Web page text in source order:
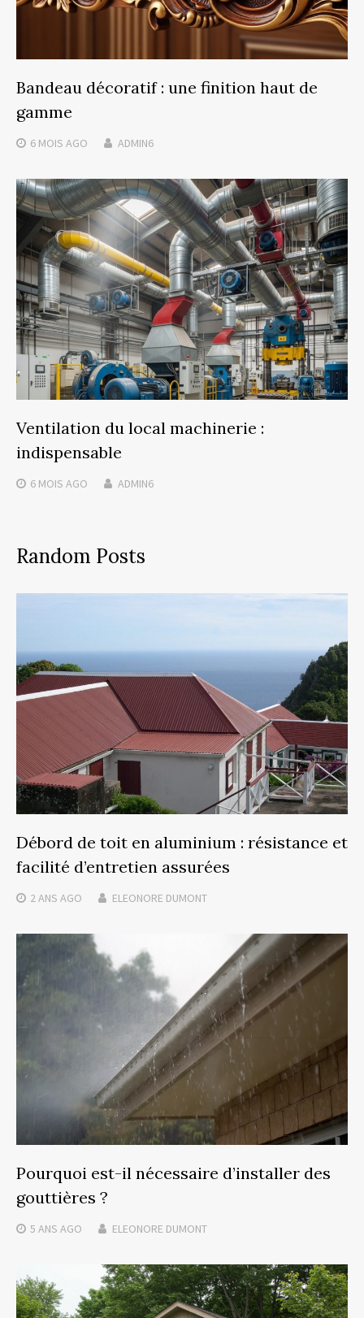
Bandeau décoratif : une finition haut de
gamme
6 MOIS AGO ADMIN6
Ventilation du local machinerie :
indispensable
6 MOIS AGO ADMIN6
Random Posts
Débord de toit en aluminium : résistance et
facilité d’entretien assurées
2 ANS AGO ELEONORE DUMONT
Pourquoi est-il nécessaire d’installer des
gouttières ?
5 ANS AGO ELEONORE DUMONT